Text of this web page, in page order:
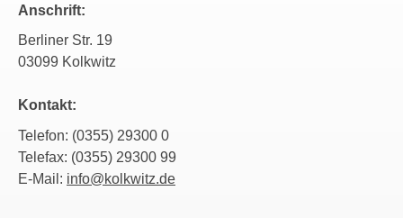
Anschrift:
Berliner Str. 19
03099 Kolkwitz
Kontakt:
Telefon: (0355) 29300 0
Telefax: (0355) 29300 99
E-Mail: info@kolkwitz.de